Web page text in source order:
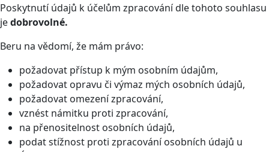
Poskytnutí údajů k účelům zpracování dle tohoto souhlasu
jedobrovolné.
Beru na vědomí, že mám právo:
požadovat přístup k mým osobním údajům,
požadovat opravu či výmaz mých osobních údajů,
požadovat omezení zpracování,
vznést námitku proti zpracování,
na přenositelnost osobních údajů,
podat stížnost proti zpracování osobních údajů u